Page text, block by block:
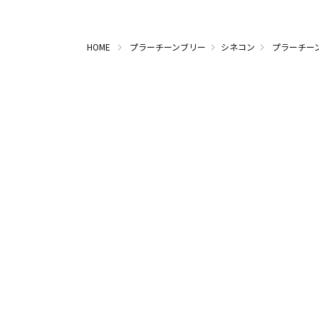
HOME プラーチーンブリー シネコン プラーチー